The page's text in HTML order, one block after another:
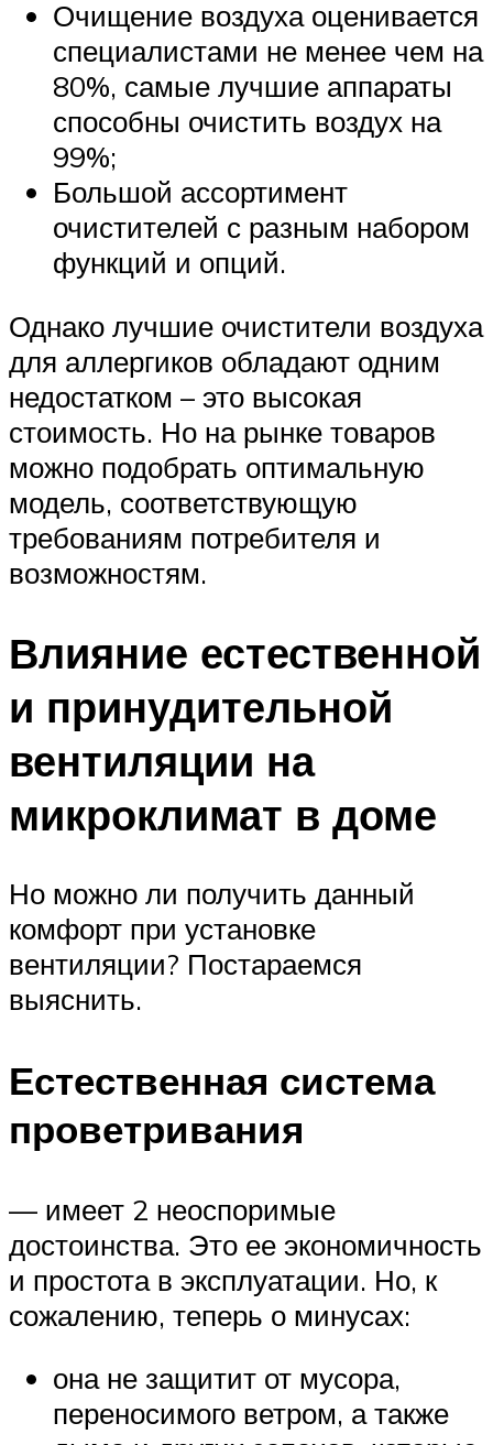
Очищение воздуха оценивается
специалистами не менее чем на
80%, самые лучшие аппараты
способны очистить воздух на
99%;
Большой ассортимент
очистителей с разным набором
функций и опций.
Однако лучшие очистители воздуха
для аллергиков обладают одним
недостатком – это высокая
стоимость. Но на рынке товаров
можно подобрать оптимальную
модель, соответствующую
требованиям потребителя и
возможностям.
Влияние естественной
и принудительной
вентиляции на
микроклимат в доме
Но можно ли получить данный
комфорт при установке
вентиляции? Постараемся
выяснить.
Естественная система
проветривания
— имеет 2 неоспоримые
достоинства. Это ее экономичность
и простота в эксплуатации. Но, к
сожалению, теперь о минусах:
она не защитит от мусора,
переносимого ветром, а также